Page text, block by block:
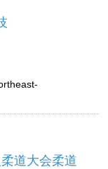
道大会柔道